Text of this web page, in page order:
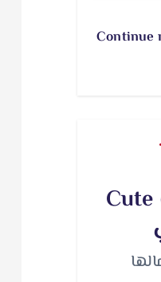
Continue
نوال الزغبي تطلق كليب Cute